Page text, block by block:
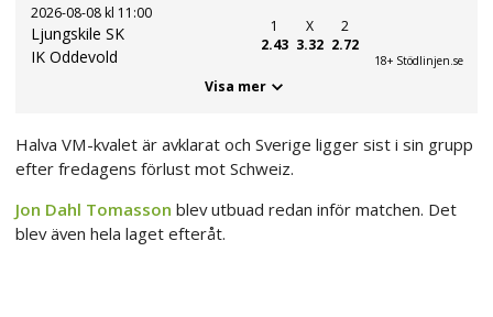
2026-08-08 kl 11:00
Ljungskile SK
IK Oddevold
1
2.43
X
3.32
2
2.72
18+ Stödlinjen.se
Visa mer
Halva VM-kvalet är avklarat och Sverige ligger sist i sin grupp
efter fredagens förlust mot Schweiz.
Jon Dahl Tomasson blev utbuad redan inför matchen. Det
blev även hela laget efteråt.